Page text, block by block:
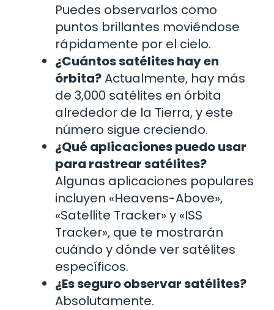
Puedes observarlos como
puntos brillantes moviéndose
rápidamente por el cielo.
¿Cuántos satélites hay en
órbita?Actualmente, hay más
de 3,000 satélites en órbita
alrededor de la Tierra, y este
número sigue creciendo.
¿Qué aplicaciones puedo usar
para rastrear satélites?
Algunas aplicaciones populares
incluyen «Heavens-Above»,
«Satellite Tracker» y «ISS
Tracker», que te mostrarán
cuándo y dónde ver satélites
específicos.
¿Es seguro observar satélites?
Absolutamente.